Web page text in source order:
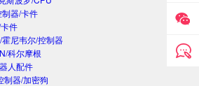
器/卡件
件
尼韦尔/控制器
科尔摩根
人配件
制器/加密狗